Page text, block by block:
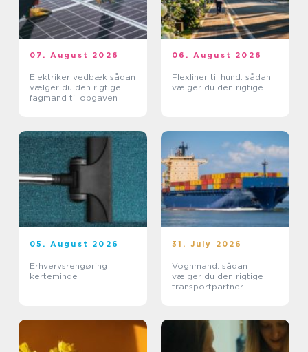
07. August 2026
Elektriker vedbæk sådan
vælger du den rigtige
fagmand til opgaven
06. August 2026
Flexliner til hund: sådan
vælger du den rigtige
05. August 2026
Erhvervsrengøring
kerteminde
31. July 2026
Vognmand: sådan
vælger du den rigtige
transportpartner